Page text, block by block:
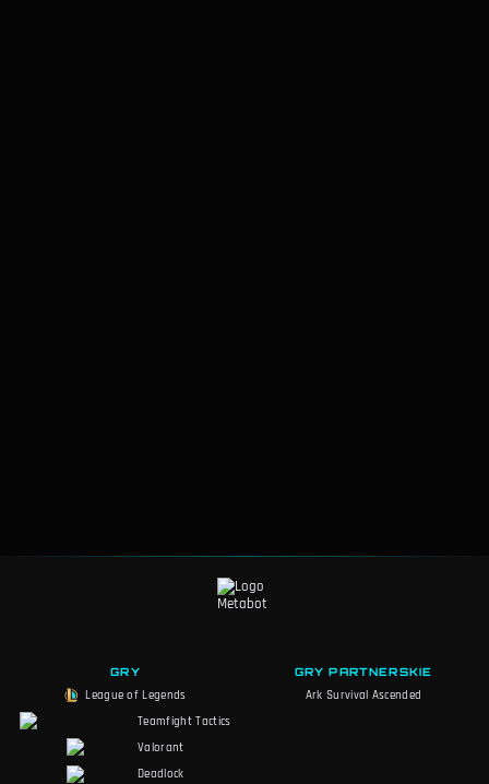
GRY
League of Legends
Teamfight Tactics
Valorant
Deadlock
GRY PARTNERSKIE
Ark Survival Ascended